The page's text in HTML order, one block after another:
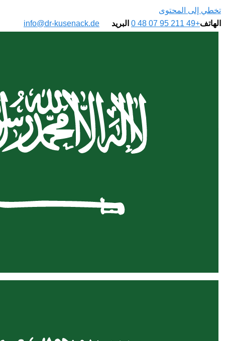
تخطي إلى المحتوى
الهاتف+49 211 95 07 48 0 البريد info@dr-kusenack.de